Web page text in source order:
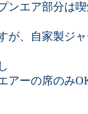
エア部分は喫
が、自家製ジ
ーの席のみ